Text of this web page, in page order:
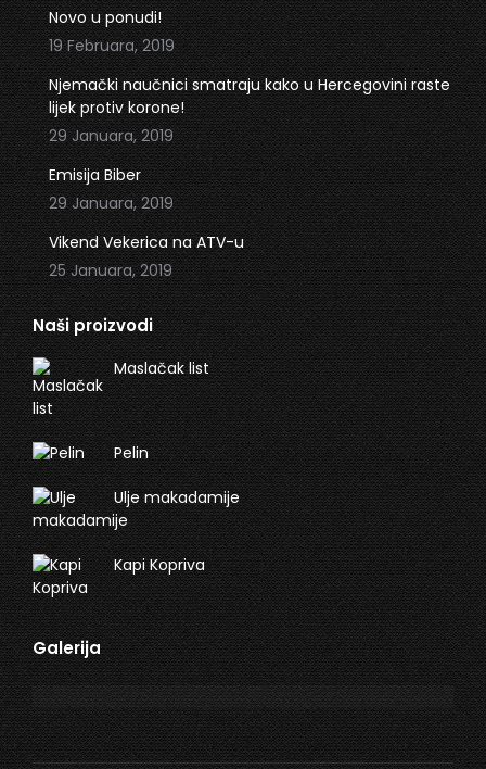
in
new
window
in
new
window
Novo u ponudi!
19 Februara, 2019
Njemački naučnici smatraju kako u Hercegovini raste
lijek protiv korone!
29 Januara, 2019
Emisija Biber
29 Januara, 2019
Vikend Vekerica na ATV-u
25 Januara, 2019
Naši proizvodi
Maslačak list
Pelin
Ulje makadamije
Kapi Kopriva
Galerija